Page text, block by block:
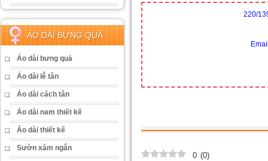
ÁO DÀI BƯNG QUẢ
Áo dài bưng quả
Áo dài lễ tân
Áo dài cách tân
Áo dài nam thiết kế
Áo dài thiết kế
Sườn xám ngắn
220/
0 (0)